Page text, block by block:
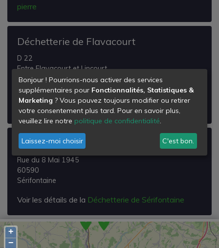
pierre
Déchetterie de Flavacourt
D 22
Entre Flavacourt et Lincourt
60590
Flavacourt
Voir les détails de laDéchetterie de Flavacourt
Déchetterie de Sérifontaine
Rue du 8 Mai 1945
60590
Sérifontaine
Voir les détails de la Déchetterie de Sérifontaine
+
−
Bonjour ! Pourrions-nous activer des services
supplémentaires pour Fonctionnalités, Statistiques &
Marketing ? Vous pouvez toujours modifier ou retirer
votre consentement plus tard. Pour en savoir plus,
veuillez lire notre politique de confidentialité.
Laissez-moi choisir C'est bon.